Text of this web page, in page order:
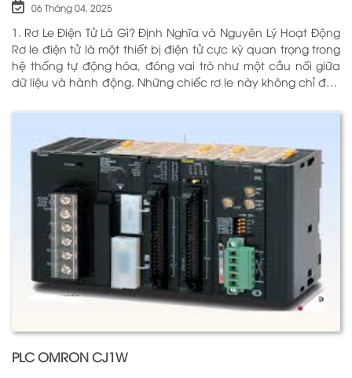
06 Tháng 04, 2025
1. Rơ Le Điện Tử Là Gì? Định Nghĩa và Nguyên Lý Hoạt Động
Rơ le điện tử là một thiết bị điện tử cực kỳ quan trọng trong
hệ thống tự động hóa, đóng vai trò như một cầu nối giữa
dữ liệu và hành động. Những chiếc rơ le này không chỉ đơn
thông minh giúp điều khiển và giám sát hoạt động của các
thiết bị khác nhau trong môi trường công nghiệp cũng như
trong hộ gia đình. Bằng cách sử dụng công nghệ hiện đại,
rơ le điện tử có khả năng xử lý và phản hồi nhanh chóng,
nhằm nâng cao hiệu suất hoạt động và độ an toàn cho
các hệ thống mà nó kiểm soát. N
PLC OMRON CJ1W